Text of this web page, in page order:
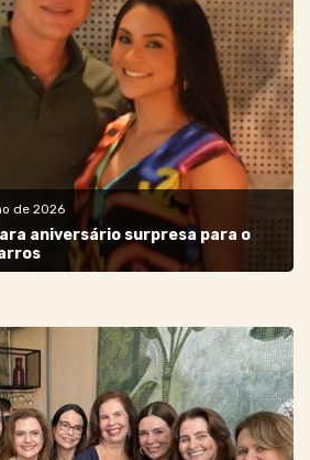
de 2026
aniversário surpresa para o